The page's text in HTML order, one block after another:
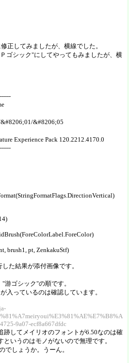
正してみましたが、横線でした。
ゴシック"にしてやってもみましたが、横
&#8206;05
Experience Pack 120.2212.4170.0
brush1, pt, ZenkakuStf)
た結果が添付画像です。
游ゴシック"の順です。
入っているのは確認しています。
9a07-ecf8a667dfdc
跡してメイリオのフォントが6.50なのは確
いうのはモノがないので無理です。
でしょうか。うーん。